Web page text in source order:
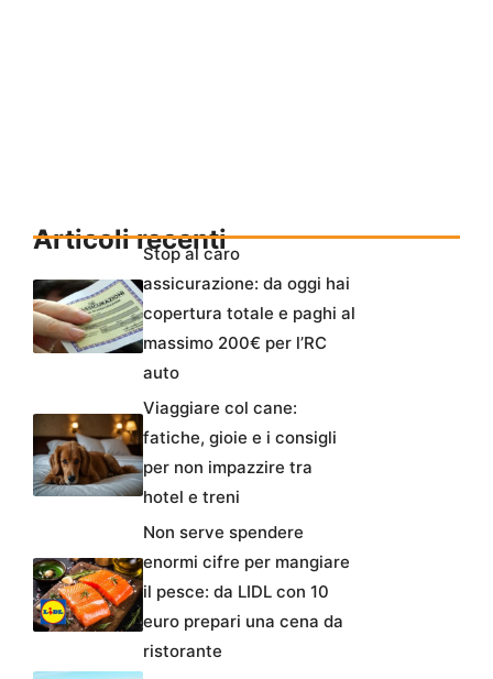
Articoli recenti
Stop al caro
assicurazione: da oggi hai
copertura totale e paghi al
massimo 200€ per l’RC
auto
Viaggiare col cane:
fatiche, gioie e i consigli
per non impazzire tra
hotel e treni
Non serve spendere
enormi cifre per mangiare
il pesce: da LIDL con 10
euro prepari una cena da
ristorante